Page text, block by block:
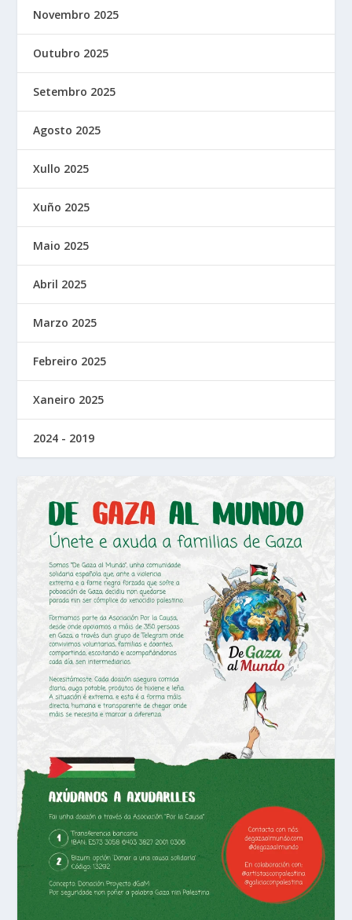
Novembro 2025
Outubro 2025
Setembro 2025
Agosto 2025
Xullo 2025
Xuño 2025
Maio 2025
Abril 2025
Marzo 2025
Febreiro 2025
Xaneiro 2025
2024 - 2019